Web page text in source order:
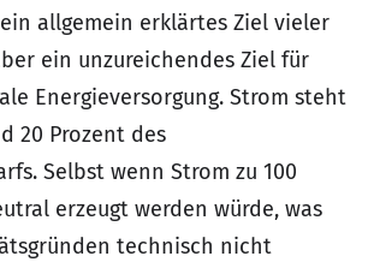
allgemein erklärtes Ziel vieler
ein unzureichendes Ziel für
Energieversorgung. Strom steht
20 Prozent des
Selbst wenn Strom zu 100
erzeugt werden würde, was
technisch nicht